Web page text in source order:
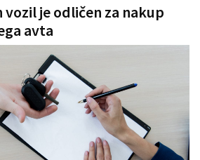
je odličen za nakup
avta